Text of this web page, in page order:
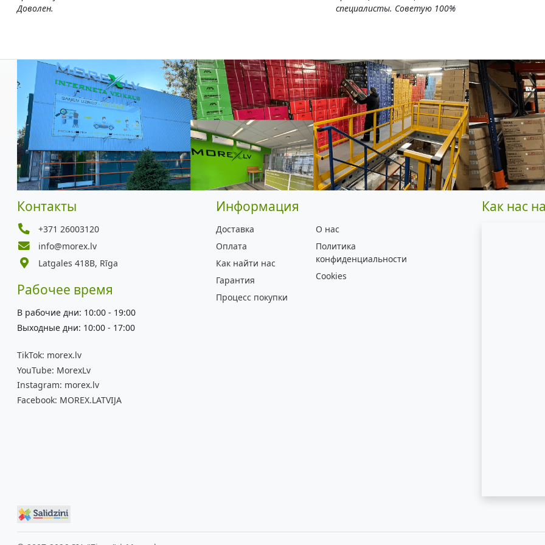
Доволен.
специалисты. Советую 100%
Контакты
+371 26003120
info@morex.lv
Latgales 418B, Rīga
Рабочее время
В рабочие дни: 10:00 - 19:00
Выходные дни: 10:00 - 17:00
TikTok: morex.lv
YouTube: MorexLv
Instagram: morex.lv
Facebook: MOREX.LATVIJA
Информация
Доставка
Оплата
Как найти нас
Гарантия
Процесс покупки
О нас
Политика
конфиденциальности
Cookies
Как нас